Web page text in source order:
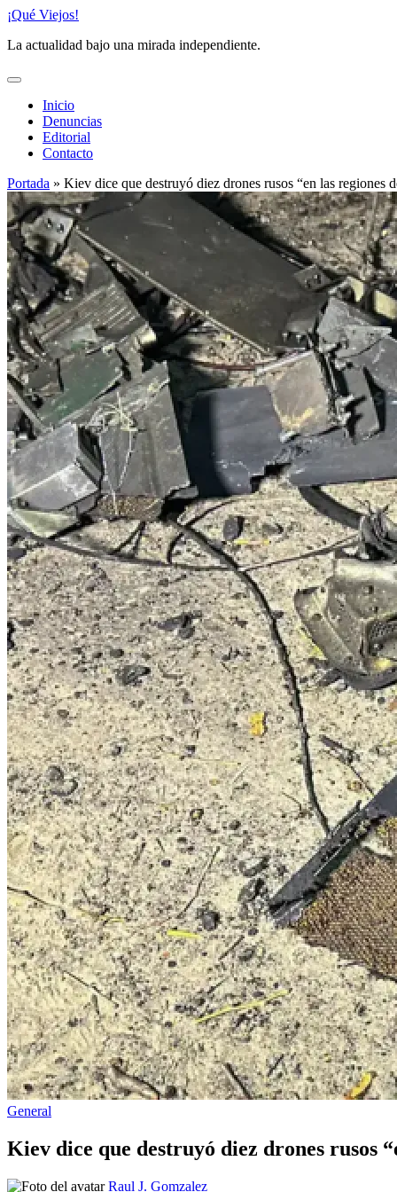
Saltar
contenido
¡Qué Viejos!
La actualidad bajo una mirada independiente.
Inicio
Denuncias
Editorial
Contacto
Portada » Kiev dice que destruyó diez drones rusos “en las
Publicado
General
Kiev dice que destruyó diez drones rusos
Publicado Raul J. Gomzalez